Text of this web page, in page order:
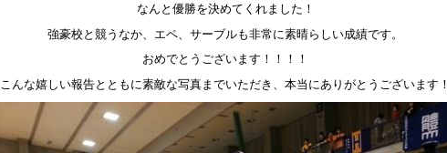
なんと優勝を決めてくれました！
強豪校と競うなか、エペ、サーブルも非常に素晴らしい成績です。
おめでとうございます！！！！
こんな嬉しい報告とともに素敵な写真までいただき、本当にありがとうございます！